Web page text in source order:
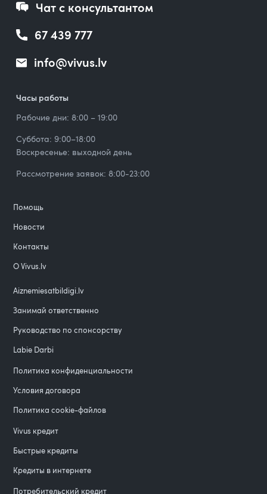
Чат с консультантом
67 439 777
info@vivus.lv
Часы работы
Рабочие дни: 8:00 – 19:00
Суббота: 9:00–18:00
Воскресенье: выходной день
Рассмотрение заявок: 8:00-23:00
Помощь
Новости
Контакты
О Vivus.lv
Aiznemiesatbildigi.lv
Занимай ответственно
Руководство по спонсорству
Labie Darbi
Политика конфиденциальности
Условия договора
Политика cookie-файлов
Vivus кредит
Быстрые кредиты
Кредиты в интернете
Потребительский кредит